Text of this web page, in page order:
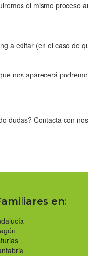
el mismo proceso
a editar (en el caso de
nos aparecerá
dudas? Contacta con
en: